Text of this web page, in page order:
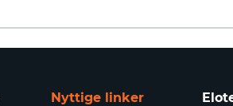
Nyttige linker